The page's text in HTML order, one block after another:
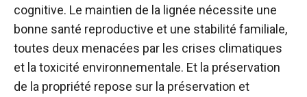
cognitive. Le maintien de la lignée nécessite une
bonne santé reproductive et une stabilité familiale,
toutes deux menacées par les crises climatiques
et la toxicité environnementale. Et la préservation
de la propriété repose sur la préservation et